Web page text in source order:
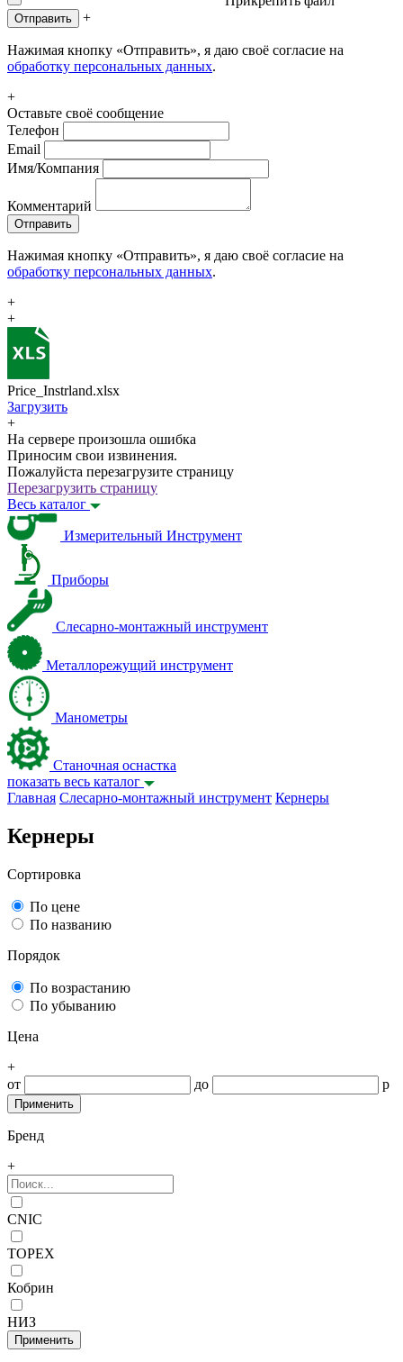
Отправить +
Нажимая кнопку «Отправить», я даю своё согласие на
обработку персональных данных.
+
Оставьте своё сообщение
Телефон
Email
Имя/Компания
Комментарий
Отправить
Нажимая кнопку «Отправить», я даю своё согласие на
обработку персональных данных.
+
+
Price_Instrland.xlsx
Загрузить
+
На сервере произошла ошибка
Приносим свои извинения.
Пожалуйста перезагрузите страницу
Перезагрузить страницу
Весь каталог
Измерительный Инструмент
Приборы
Слесарно-монтажный инструмент
Металлорежущий инструмент
Манометры
Станочная оснастка
показать весь каталог
Главная Слесарно-монтажный инструмент Кернеры
Кернеры
Сортировка
По цене
По названию
Порядок
По возрастанию
По убыванию
Цена
+
от
до р
Бренд
+
CNIC
TOPEX
Кобрин
НИЗ